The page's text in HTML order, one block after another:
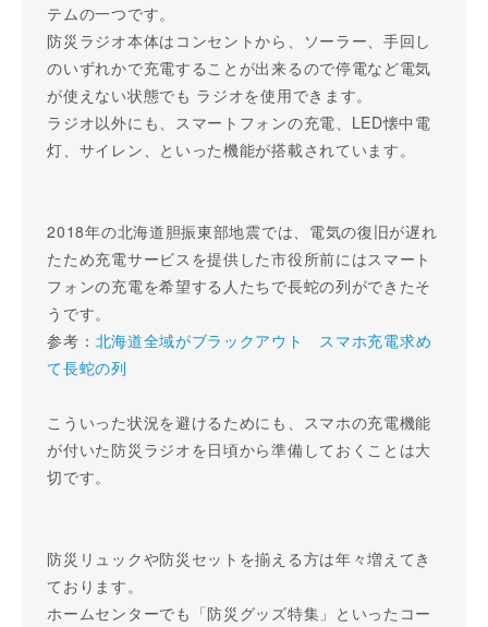
テムの一つです。
防災ラジオ本体はコンセントから、ソーラー、手回し
のいずれかで充電することが出来るので停電など電気
が使えない状態でも ラジオを使用できます。
ラジオ以外にも、スマートフォンの充電、LED懐中電
灯、サイレン、といった機能が搭載されています。
2018年の北海道胆振東部地震では、電気の復旧が遅れ
たため充電サービスを提供した市役所前にはスマート
フォンの充電を希望する人たちで長蛇の列ができたそ
うです。
参考： 北海道全域がブラックアウト スマホ充電求め
て長蛇の列
こういった状況を避けるためにも、スマホの充電機能
が付いた防災ラジオを日頃から準備しておくことは大
切です。
防災リュックや防災セットを揃える方は年々増えてき
ております。
ホームセンターでも「防災グッズ特集」といったコー